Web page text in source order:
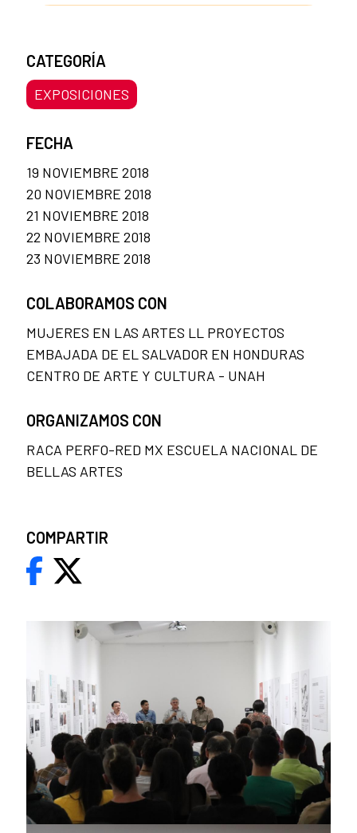
CATEGORÍA
EXPOSICIONES
FECHA
19 NOVIEMBRE 2018
20 NOVIEMBRE 2018
21 NOVIEMBRE 2018
22 NOVIEMBRE 2018
23 NOVIEMBRE 2018
COLABORAMOS CON
MUJERES EN LAS ARTES LL PROYECTOS
EMBAJADA DE EL SALVADOR EN HONDURAS
CENTRO DE ARTE Y CULTURA - UNAH
ORGANIZAMOS CON
RACA PERFO-RED MX ESCUELA NACIONAL DE
BELLAS ARTES
COMPARTIR